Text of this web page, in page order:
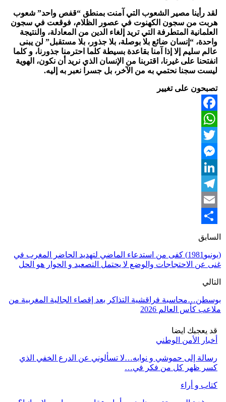
لقد رأينا مصير الشعوب التي آمنت بمنطق “قفص واحد” شعوب
هربت من سجون الكهنوت في عصور الظلام، فوقعت في سجون
العلمانية المتطرفة التي تريد إلغاء الدين من المعادلة، والنتيجة
واحدة، “إنسان ضائع بلا بوصلة، بلا جذور، بلا مستقبل” لن يبنى
عالم سليم إلا إذا آمنا بقاعدة بسيطة كلما احترمنا جذورنا، و كلما
انفتحنا على غيرنا، اقتربنا من الإنسان الذي نريد أن نكون، الهوية
ليست سجنا نحتمي به من الآخر، بل جسرا نعبر به إليه.
تصبحون على تغيير
Facebook
WhatsApp
Twitter
Messenger
LinkedIn
Telegram
Email
Share
السابق
(يونيو1981) كفى من استدعاء الماضي لتهديد الحاضر المغرب في
غنى عن الاحتجاجات والوضع لا يحتمل التصعيد و الحوار هو الحل
التالي
بوسطن…محاسبة فراقشية التذاكر بعد إقصاء الجالية المغربية من
ملاعب كأس العالم 2026
قد يعجبك ايضا
أخبار الأمن الوطني
رسالة إلى حموشي و نوابه…لا تسألوني عن الدرع الخفي الذي
كسر ظهر كل من فكر في…
كتاب و أراء